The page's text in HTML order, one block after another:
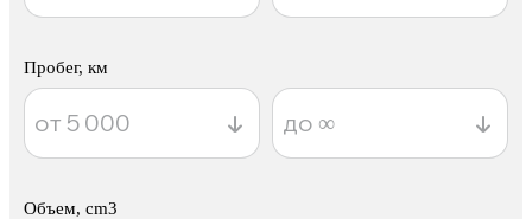
Пробег, км
Объем, cm3